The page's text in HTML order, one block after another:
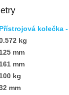
Přístrojová kolečka
kg
125 mm
161 mm
100 kg
mm